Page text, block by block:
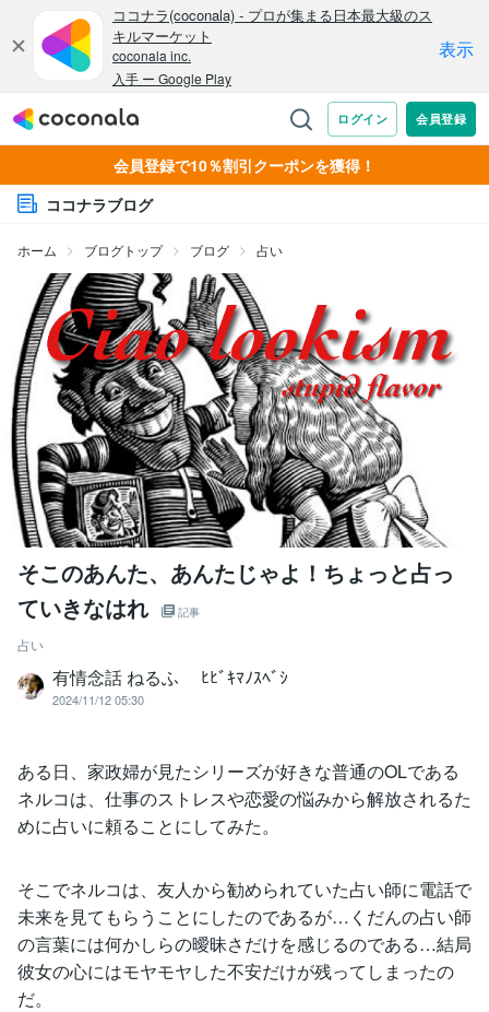
会員登録で10％割引クーポンを獲得！
ココナラブログ
ホーム ブログトップ ブログ 占い
そこのあんた、あんたじゃよ！ちょっと占っ
ていきなはれ
記事
占い
有情念話 ねるふ ﾋﾋﾞｷﾏﾉｽﾍﾞｼ
2024/11/12 05:30
ある日、家政婦が見たシリーズが好きな普通のOLである
ネルコは、仕事のストレスや恋愛の悩みから解放されるた
めに占いに頼ることにしてみた。
そこでネルコは、友人から勧められていた占い師に電話で
未来を見てもらうことにしたのであるが…くだんの占い師
の言葉には何かしらの曖昧さだけを感じるのである…結局
彼女の心にはモヤモヤした不安だけが残ってしまったの
だ。